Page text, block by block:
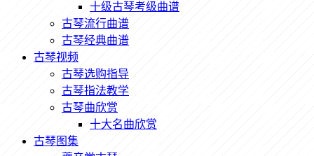
十级古琴考级曲谱
古琴流行曲谱
古琴经典曲谱
古琴视频
古琴选购指导
古琴指法教学
古琴曲欣赏
十大名曲欣赏
古琴图集